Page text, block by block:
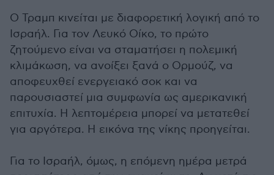
Ο Τραμπ κινείται με διαφορετική λογική από το
Ισραήλ. Για τον Λευκό Οίκο, το πρώτο
ζητούμενο είναι να σταματήσει η πολεμική
κλιμάκωση, να ανοίξει ξανά ο Ορμούζ, να
αποφευχθεί ενεργειακό σοκ και να
παρουσιαστεί μια συμφωνία ως αμερικανική
επιτυχία. Η λεπτομέρεια μπορεί να μετατεθεί
για αργότερα. Η εικόνα της νίκης προηγείται.
Για το Ισραήλ, όμως, η επόμενη ημέρα μετρά